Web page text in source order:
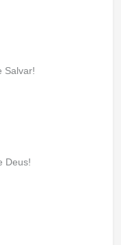
Salvar!
Deus!